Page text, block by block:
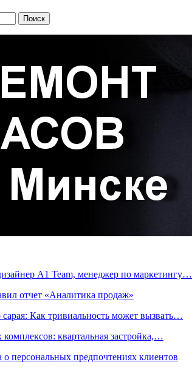
A1 Team, менеджер по маркетингу…
отчет «Аналитика продаж»
Как тривиальность может вызвать…
квартальная застройка,…
о персональных предпочтениях клиентов